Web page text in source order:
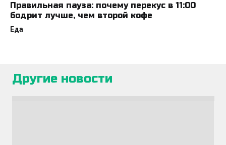
Правильная пауза: почему перекус в 11:00
бодрит лучше, чем второй кофе
Еда
Другие новости